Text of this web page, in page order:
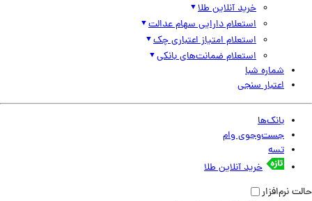
خرید آنلاین طلا
استعلام دارایی سهام عدالت
استعلام امتیاز اعتباری چک
استعلام ضمانت‌های بانکی
شماره شبا
اعتبار سنجی
بانک‌ها
جست‌وجوی وام
تسه
خرید آنلاین طلا